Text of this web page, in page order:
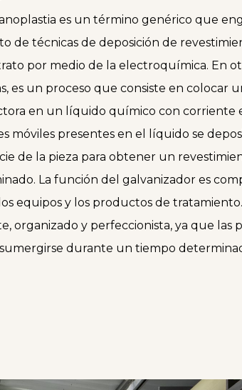
es un término genérico que
de técnicas de deposición de
por medio de la electroquímica. En
es un proceso que consiste en colocar
en un líquido químico con corriente
móviles presentes en el líquido se
de la pieza para obtener un
La función del galvanizador es
equipos y los productos de
organizado y perfeccionista, ya que las
durante un tiempo